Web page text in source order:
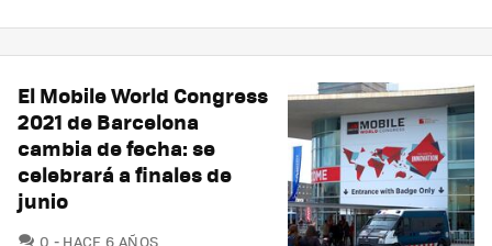
El Mobile World Congress
2021 de Barcelona
cambia de fecha: se
celebrará a finales de
junio
0 COMENTARIOS
HACE 6 AÑOS